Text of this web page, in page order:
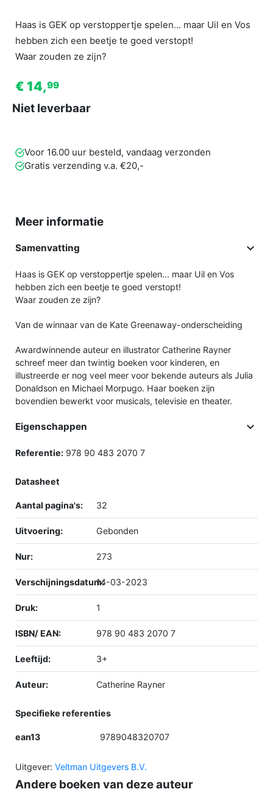
Haas is GEK op verstoppertje spelen... maar Uil en Vos
hebben zich een beetje te goed verstopt!
Waar zouden ze zijn?
€ 14,99
Niet leverbaar
Voor 16.00 uur besteld, vandaag verzonden
Gratis verzending v.a. €20,-
Meer informatie
Samenvatting 
Haas is GEK op verstoppertje spelen... maar Uil en Vos
hebben zich een beetje te goed verstopt!
Waar zouden ze zijn?
Van de winnaar van de Kate Greenaway-onderscheiding
Awardwinnende auteur en illustrator Catherine Rayner
schreef meer dan twintig boeken voor kinderen, en
illustreerde er nog veel meer voor bekende auteurs als Julia
Donaldson en Michael Morpugo. Haar boeken zijn
bovendien bewerkt voor musicals, televisie en theater.
Eigenschappen 
Referentie: 978 90 483 2070 7
Datasheet
Aantal pagina's: 32
Uitvoering: Gebonden
Nur: 273
Verschijningsdatum:14-03-2023
Druk: 1
ISBN/ EAN: 978 90 483 2070 7
Leeftijd: 3+
Auteur: Catherine Rayner
Specifieke referenties
ean13 9789048320707
Uitgever: Veltman Uitgevers B.V.
Andere boeken van deze auteur